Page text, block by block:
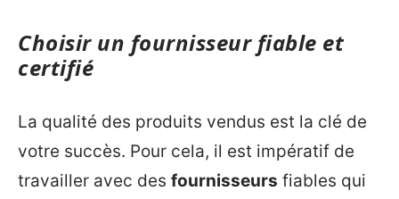
Choisir un fournisseur fiable et
certifié
La qualité des produits vendus est la clé de
votre succès. Pour cela, il est impératif de
travailler avec des fournisseurs fiables qui